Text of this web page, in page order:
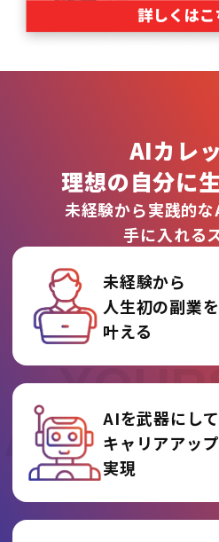
AT AI
AIカレ
理想の自分に
未経験から実践的
手に入れる
未経験から
人生初の副業を
叶える
AIを武器にして
キャリアアッ
実現